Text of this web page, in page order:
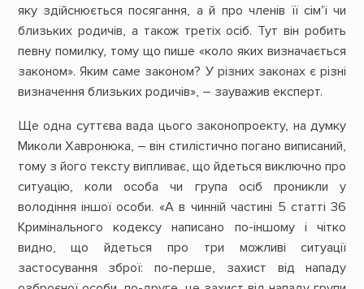
яку здійснюється посягання, а й про членів її сім’ї чи
близьких родичів, а також третіх осіб. Тут він робить
певну помилку, тому що пише «коло яких визначається
законом». Яким саме законом? У різних законах є різні
визначення близьких родичів», – зауважив експерт.
Ще одна суттєва вада цього законопроекту, на думку
Миколи Хавронюка, – він стилістично погано виписаний,
тому з його тексту випливає, що йдеться виключно про
ситуацію, коли особа чи група осіб проникли у
володіння іншої особи. «А в чинній частині 5 статті 36
Кримінального кодексу написано по-іншому і чітко
видно, що йдеться про три можливі ситуації
застосування зброї: по-перше, захист від нападу